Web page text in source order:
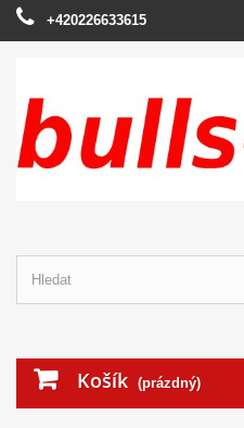
+420226633615
Košík (prázdný)